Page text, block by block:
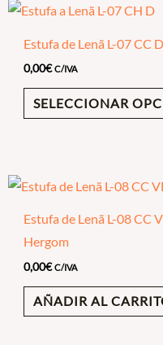
Estufa de Lenã L-07 CC
0,00€ C/IVA
SELECCIONAR
Estufa de Lenã L-08 CC
Hergom
0,00€ C/IVA
AÑADIR AL